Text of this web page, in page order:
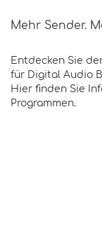
Mehr Sender.
Entdecken Sie
für Digital Audio
Hier finden Sie
Programmen.